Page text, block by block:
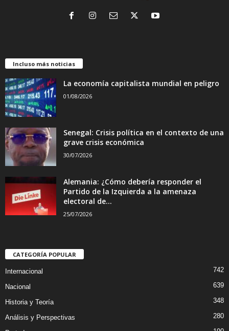
Incluso más noticias
La economía capitalista mundial en peligro
01/08/2026
Senegal: Crisis política en el contexto de una
grave crisis económica
30/07/2026
Alemania: ¿Cómo debería responder el
Partido de la Izquierda a la amenaza
electoral de...
25/07/2026
CATEGORÍA POPULAR
Internacional 742
Nacional 639
Historia y Teoría 348
Análisis y Perspectivas 280